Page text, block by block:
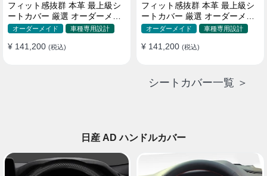
フィット感抜群 本革 最上級シ
ートカバー 厳選 オーダーメイ
ド 防水 雰囲気 全席セット
オーダーメイド 車種専用設計
¥ 141,200 (税込)
フィット感抜群 本革 最上級シ
ートカバー 厳選 オーダーメイ
ド 防水 雰囲気 全席セット
オーダーメイド 車種専用設計
¥ 141,200 (税込)
シートカバー一覧 ＞
日産 AD ハンドルカバー